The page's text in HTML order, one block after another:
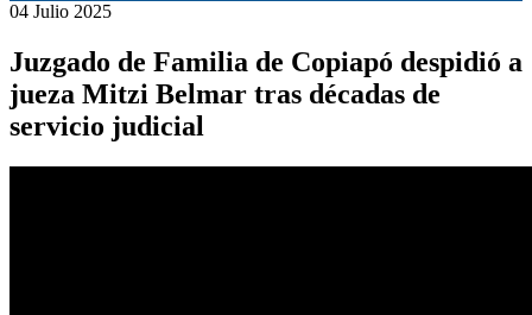
04 Julio 2025
Juzgado de Familia de Copiapó despidió a
jueza Mitzi Belmar tras décadas de
servicio judicial